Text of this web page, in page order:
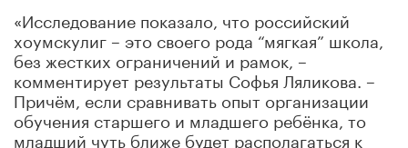
«Исследование показало, что российский
хоумскулиг – это своего рода “мягкая” школа,
без жестких ограничений и рамок, –
комментирует результаты Софья Ляликова. –
Причём, если сравнивать опыт организации
обучения старшего и младшего ребёнка, то
младший чуть ближе будет располагаться к